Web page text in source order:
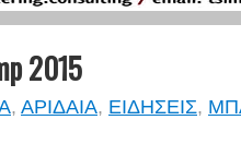
2015
, ΑΡΙΔΑΙΑ, ΕΙΔΗΣΕΙΣ,